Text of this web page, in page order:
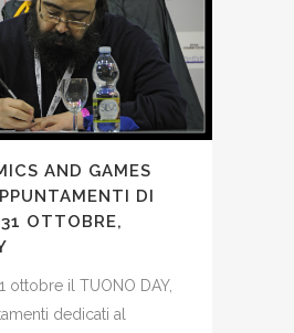
AND GAMES
DI
OTTOBRE,
ottobre il TUONO DAY,
dedicati al